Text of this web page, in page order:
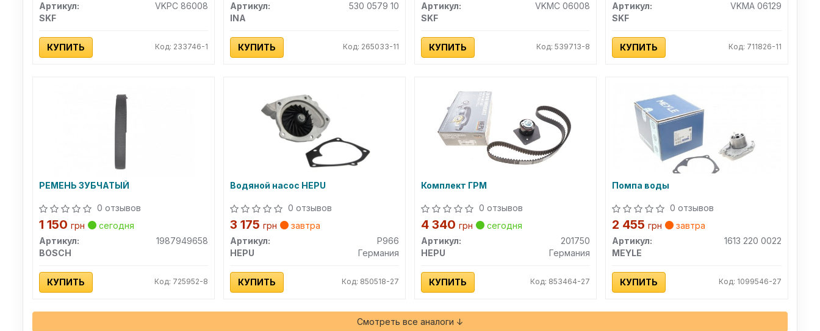
Артикул:
VKPC 86008
SKF
КУПИТЬ Код: 233746-1
Артикул:
530 0579 10
INA
КУПИТЬ Код: 265033-11
Артикул:
VKMC 06008
SKF
КУПИТЬ Код: 539713-8
Артикул:
VKMA 06129
SKF
КУПИТЬ Код: 711826-11
РЕМЕНЬ ЗУБЧАТЫЙ
0 отзывов
1 150 грн
сегодня
Артикул:
1987949658
BOSCH
КУПИТЬ Код: 725952-8
Водяной насос HEPU
0 отзывов
3 175 грн
завтра
Артикул:
P966
HEPU
Германия
КУПИТЬ Код: 850518-27
Комплект ГРМ
0 отзывов
4 340 грн
сегодня
Артикул:
201750
HEPU
Германия
КУПИТЬ Код: 853464-27
Помпа воды
0 отзывов
2 455грн
завтра
Артикул:
1613 220 0022
MEYLE
КУПИТЬ Код: 1099546-27
Смотреть все аналоги ↓